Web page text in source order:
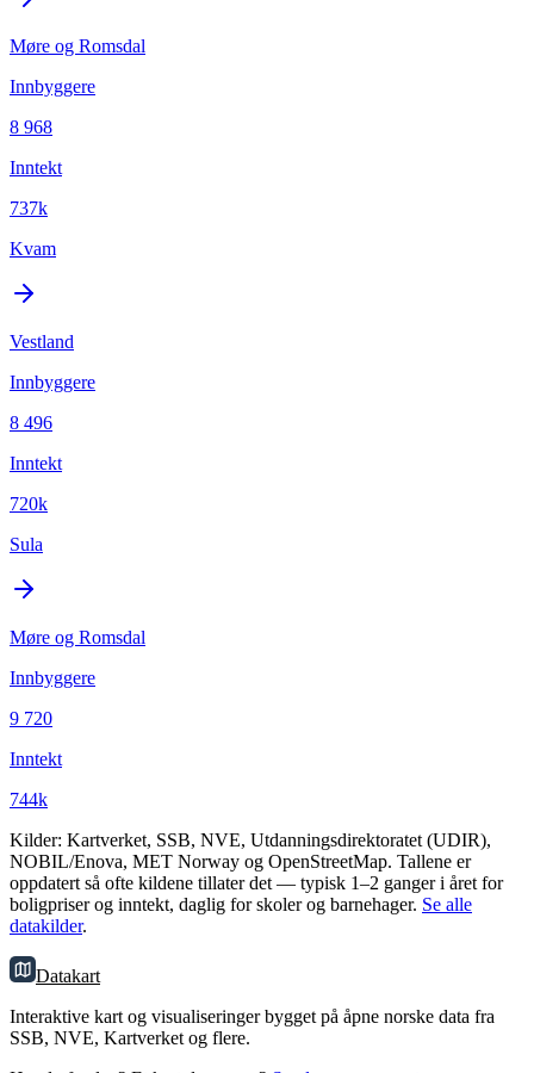
Møre og Romsdal
Innbyggere
8 968
Inntekt
737k
Kvam
Vestland
Innbyggere
8 496
Inntekt
720k
Sula
Møre og Romsdal
Innbyggere
9 720
Inntekt
744k
Kilder: Kartverket, SSB, NVE, Utdanningsdirektoratet (UDIR),
NOBIL/Enova, MET Norway og OpenStreetMap. Tallene er
oppdatert så ofte kildene tillater det — typisk 1–2 ganger i året for
boligpriser og inntekt, daglig for skoler og barnehager. Se alle
datakilder.
Datakart
Interaktive kart og visualiseringer bygget på åpne norske data fra
SSB, NVE, Kartverket og flere.